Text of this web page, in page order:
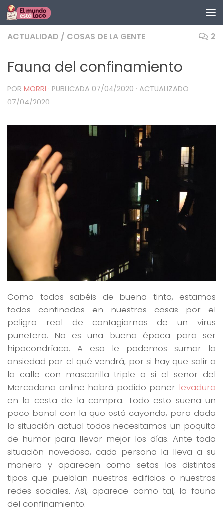
Saltar al contenido
ACTUALIDAD / COSAS DE LA GENTE 2
Fauna del confinamiento
POR MORRI · PUBLICADA 07/04/2020 · ACTUALIZADO
07/04/2020
Como todos sabéis de buena tinta, estamos
todos confinados en nuestras casas por el
peligro real de contagiarnos de un virus
puñetero. No es una buena época para ser
hipocondríaco. A eso le podemos sumar la
ansiedad por el qué vendrá, por si hay que salir a
la calle con mascarilla triple o si el señor del
Mercadona online habrá podido poner levadura
en la cesta de la compra. Todo esto suena un
poco banal con la que está cayendo, pero dada
la situación actual todos necesitamos un poquito
de humor para llevar mejor los días. Ante toda
situación novedosa, cada persona la lleva a su
manera y aparecen como setas los distintos
tipos que pueblan nuestros edificios o nuestras
redes sociales. Así, aparece como tal, la fauna
del confinamiento.